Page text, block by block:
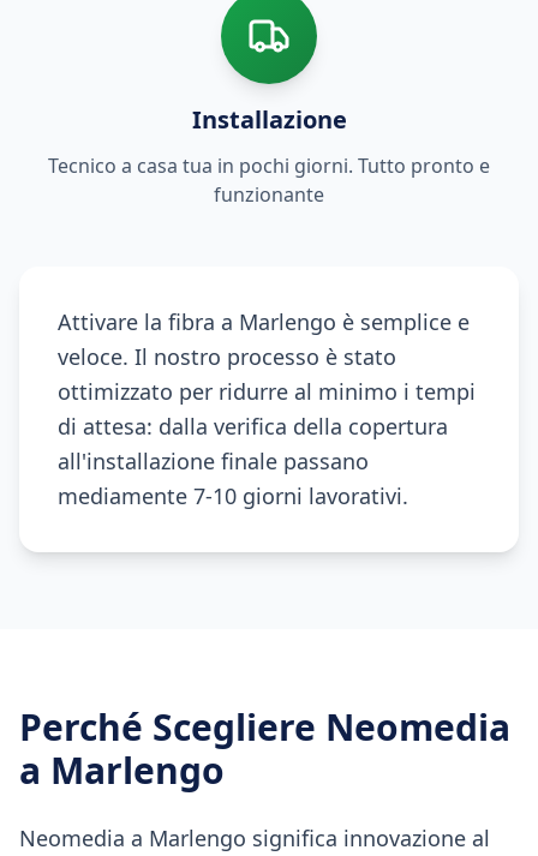
Installazione
Tecnico a casa tua in pochi giorni. Tutto pronto e
funzionante
Attivare la fibra a Marlengo è semplice e
veloce. Il nostro processo è stato
ottimizzato per ridurre al minimo i tempi
di attesa: dalla verifica della copertura
all'installazione finale passano
mediamente 7-10 giorni lavorativi.
Perché Scegliere Neomedia
a Marlengo
Neomedia a Marlengo significa innovazione al